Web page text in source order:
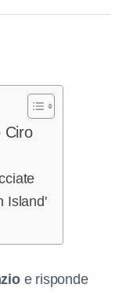
Ciro
Island'
e risponde